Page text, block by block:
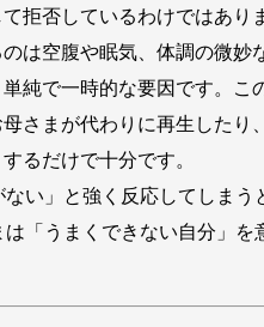
拒否しているわけではあり
は空腹や眠気、体調の微妙
純で一時的な要因です。こ
さまが代わりに再生したり
るだけで十分です。
い」と強く反応してしまう
「うまくできない自分」を